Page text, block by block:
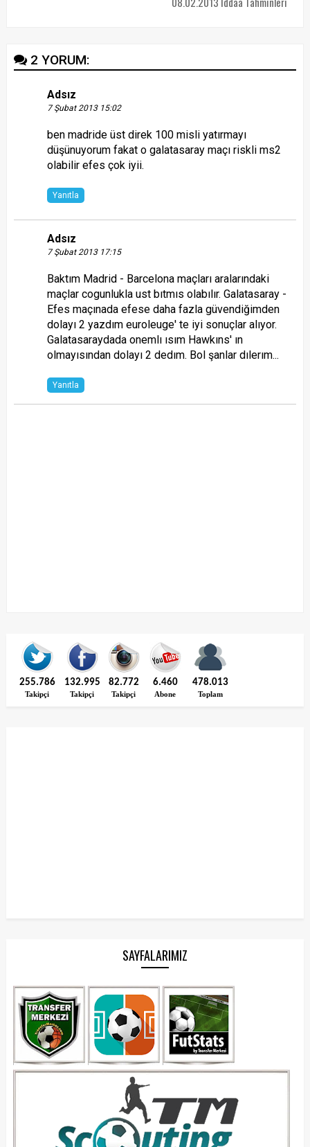
2 YORUM:
Adsız
7 Şubat 2013 15:02
ben madride üst direk 100 misli yatırmayı
düşünuyorum fakat o galatasaray maçı riskli ms2
olabilir efes çok iyii.
Yanıtla
Adsız
7 Şubat 2013 17:15
Baktım Madrid - Barcelona maçları aralarındaki
maçlar cogunlukla ust bıtmıs olabılır. Galatasaray -
Efes maçınada efese daha fazla güvendiğimden
dolayı 2 yazdım euroleuge' te iyi sonuçlar alıyor.
Galatasaraydada onemlı ısım Hawkıns' ın
olmayısından dolayı 2 dedım. Bol şanlar dılerım...
Yanıtla
255.786
Takipçi
132.995
Takipçi
82.772
Takipçi
6.460
Abone
478.013
Toplam
SAYFALARIMIZ